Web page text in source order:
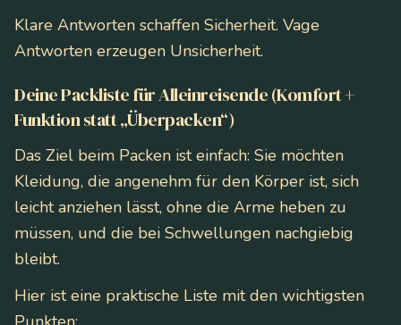
Klare Antworten schaffen Sicherheit. Vage
Antworten erzeugen Unsicherheit.
Deine Packliste für Alleinreisende (Komfort +
Funktion statt „Überpacken“)
Das Ziel beim Packen ist einfach: Sie möchten
Kleidung, die angenehm für den Körper ist, sich
leicht anziehen lässt, ohne die Arme heben zu
müssen, und die bei Schwellungen nachgiebig
bleibt.
Hier ist eine praktische Liste mit den wichtigsten